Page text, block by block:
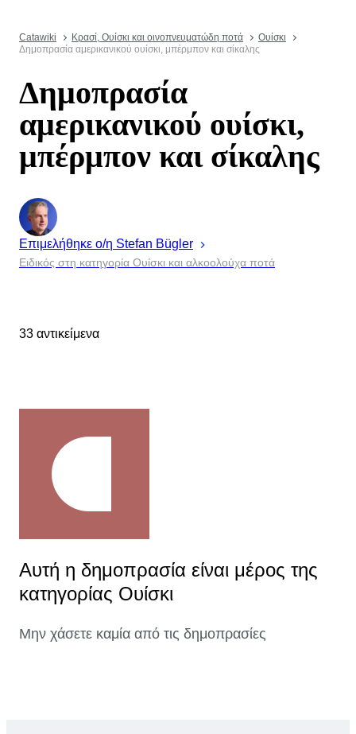
Catawiki Κρασί, Ουίσκι και οινοπνευματώδη ποτά
Ουίσκι
Δημοπρασία αμερικανικού ουίσκι, μπέρμπον και σίκαλης
Δημοπρασία
αμερικανικού ουίσκι,
μπέρμπον και σίκαλης
Επιμελήθηκε ο/η Stefan Bügler
Ειδικός στη κατηγορία Ουίσκι και αλκοολούχα ποτά
33 αντικείμενα
Αυτή η δημοπρασία είναι μέρος της
κατηγορίας Ουίσκι
Μην χάσετε καμία από τις δημοπρασίες